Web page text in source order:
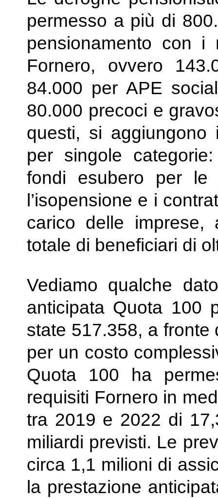
permesso a più di
pensionamento con i
Fornero, ovvero
84.000 per APE
80.000 precoci e
questi, si aggiungono
per singole
fondi esubero per le
l’isopensione e i
carico delle
totale di beneficiari di
Vediamo qualche
anticipata Quota 100
state 517.358, a
per un costo
Quota 100 ha
requisiti Fornero in
tra 2019 e 2022 di
miliardi previsti. Le
circa 1,1 milioni di
la prestazione